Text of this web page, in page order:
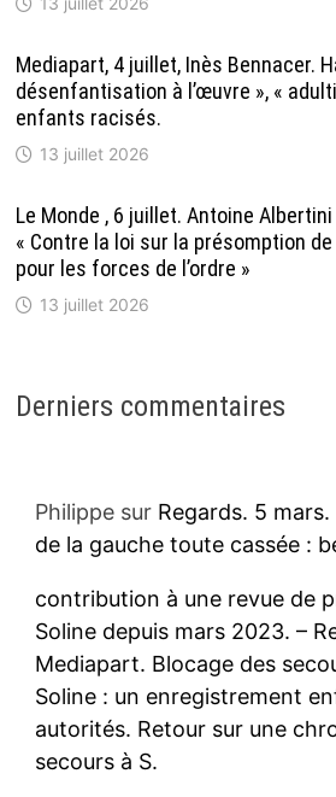
Mediapart, 4 juillet, Inès Bennacer.
désenfantisation à l’œuvre », «
enfants racisés.
13 juillet 2026
Le Monde , 6 juillet. Antoine
« Contre la loi sur la présomption
pour les forces de l’ordre »
13 juillet 2026
Derniers commentaires
Philippesur Regards. 5 mars.
de la gauche toute cassée :
contribution à une revue de
Soline depuis mars 2023. –
Mediapart. Blocage des
Soline : un enregistrement
autorités. Retour sur une
secours à S.